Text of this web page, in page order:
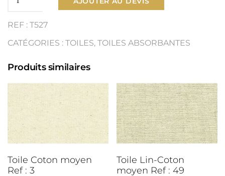
de
Toile
fort
Ref
:
527
REF : T527
CATÉGORIES : TOILES, TOILES ABSORBANTES
Produits similaires
Toile Coton moyen
Ref : 3
Toile Lin-Coton
moyen Ref : 49